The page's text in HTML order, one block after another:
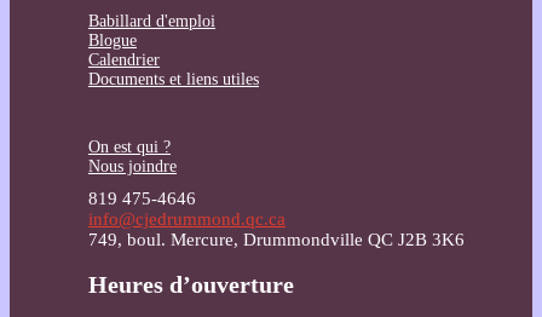
Babillard d'emploi
Blogue
Calendrier
Documents et liens utiles
On est qui ?
Nous joindre
819 475-4646
info@cjedrummond.qc.ca
749, boul. Mercure, Drummondville QC J2B 3K6
Heures d’ouverture